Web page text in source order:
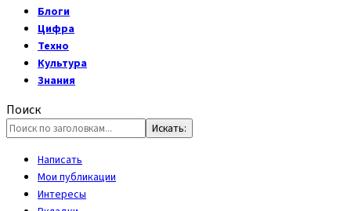
Блоги
Цифра
Техно
Культура
Знания
Поиск
Написать
Мои публикации
Интересы